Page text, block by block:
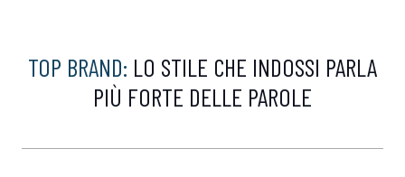
TOP BRAND: LO STILE CHE INDOSSI PARLA
PIÙ FORTE DELLE PAROLE